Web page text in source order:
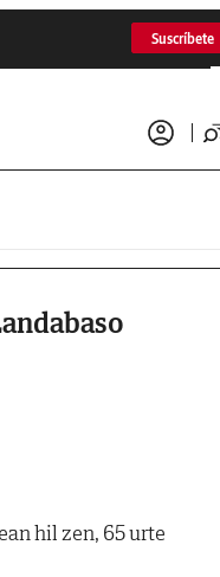
Suscríbete
hil zen, 65 urte